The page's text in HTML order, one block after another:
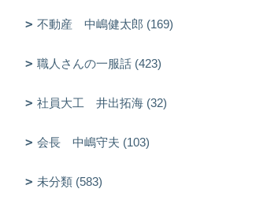
不動産 中嶋健太郎 (169)
職人さんの一服話 (423)
社員大工 井出拓海 (32)
会長 中嶋守夫 (103)
未分類 (583)